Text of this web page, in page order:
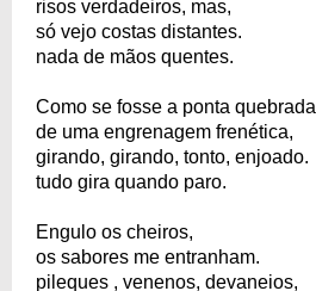
risos verdadeiros, mas,
só vejo costas distantes.
nada de mãos quentes.
Como se fosse a ponta quebrada
de uma engrenagem frenética,
girando, girando, tonto, enjoado.
tudo gira quando paro.
Engulo os cheiros,
os sabores me entranham.
pileques , venenos, devaneios,